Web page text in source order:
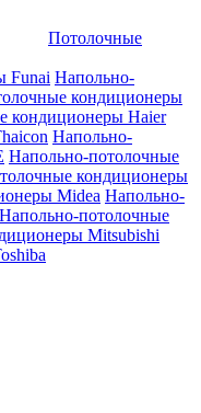
Потолочные
Funai Напольно-
кондиционеры
кондиционеры Haier
Напольно-
Напольно-потолочные
кондиционеры
Midea Напольно-
Напольно-потолочные
Mitsubishi